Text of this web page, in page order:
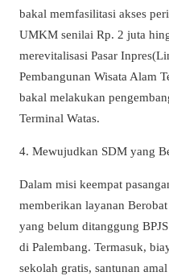
bakal memfasilitasi akses
UMKM senilai Rp. 2 juta
merevitalisasi Pasar
Pembangunan Wisata Alam
bakal melakukan
Terminal Watas.
4. Mewujudkan SDM yang
Dalam misi keempat
memberikan layanan
yang belum ditanggung
di Palembang. Termasuk,
sekolah gratis, santunan